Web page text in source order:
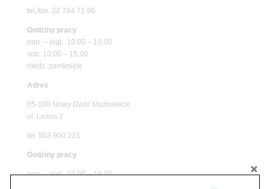
tel./fax. 22 784 71 96
Godziny pracy
pon. – piąt. 10.00 – 19.00
sob. 10.00 – 15.00
niedz. zamknięte
Adres
05-100 Nowy Dwór Mazowiecki
ul. Leśna 2
tel. 503 900 215
Godziny pracy
pon. – piąt. 10.00 – 19.00